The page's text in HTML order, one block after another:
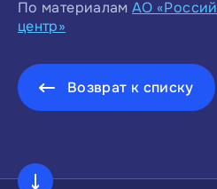
По материаламАО
центр»
Возврат к списку